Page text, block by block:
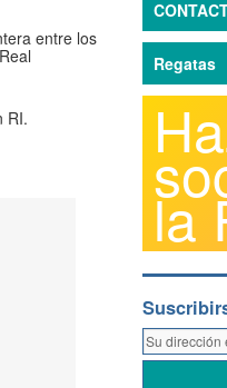
entre los
RI.
Regatas
la